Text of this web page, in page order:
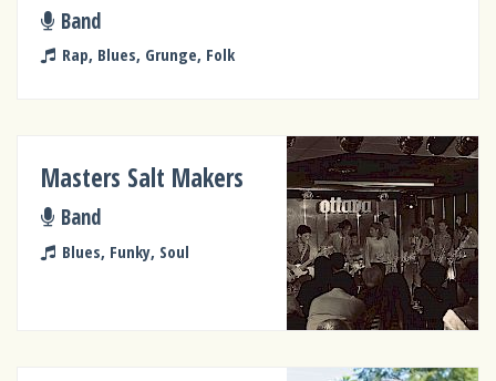
Band
Rap, Blues, Grunge, Folk
Masters Salt Makers
Band
Blues, Funky, Soul